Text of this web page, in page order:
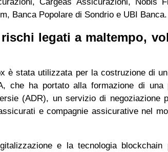
Banca Popolare di Sondrio e UBI Banca.
legati a maltempo,
è stata utilizzata per la costruzione di
che ha portato alla formazione di una
(ADR), un servizio di negoziazione
e compagnie assicurative nel
e la tecnologia blockchain